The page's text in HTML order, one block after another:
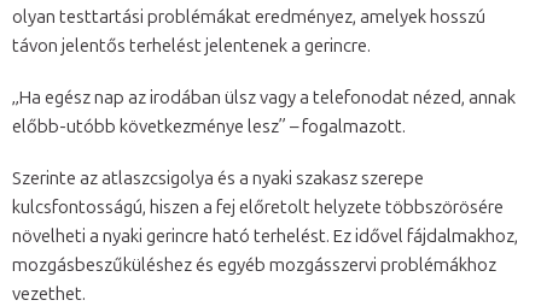
olyan testtartási problémákat eredményez, amelyek hosszú
távon jelentős terhelést jelentenek a gerincre.
„Ha egész nap az irodában ülsz vagy a telefonodat nézed, annak
előbb-utóbb következménye lesz” – fogalmazott.
Szerinte az atlaszcsigolya és a nyaki szakasz szerepe
kulcsfontosságú, hiszen a fej előretolt helyzete többszörösére
növelheti a nyaki gerincre ható terhelést. Ez idővel fájdalmakhoz,
mozgásbeszűküléshez és egyéb mozgásszervi problémákhoz
vezethet.